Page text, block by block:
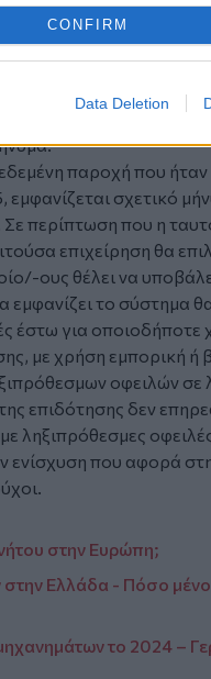
CONFIRM
Data Deletion
είναι νομικό ή
καθώς και αν ο
στους
είναι
τότε θα
παροχή που ήταν
σχετικό
περίπτωση που η
επιχείρηση θα
ους θέλει να
το σύστημα
έστω για οποιοδήποτε
με χρήση εμπορική ή
οφειλών
επιδότησης δεν
ληξιπρόθεσμες
ενίσχυση που αφορά
στην Ευρώπη;
Ελλάδα - Πόσο
το 2024 –